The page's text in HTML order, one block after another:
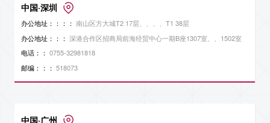
中国·深圳
办公地址：：：： 南山区方大城T2 17层、、、、T1 38层
办公地址：：： 深港合作区招商局前海经贸中心一期B座1307室、、1502室
电话：： 0755-32981818
邮编：：： 518073
中国·广州